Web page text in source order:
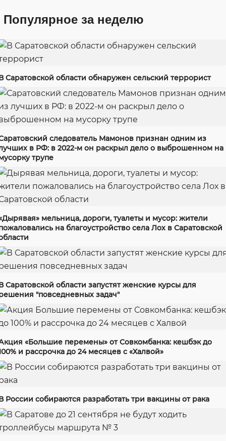
Популярное за неделю
Саратовской области обнаружен сельский террорист
следователь Мамонов признан одним из
в РФ: в 2022-м он раскрыл дело о выброшенном на
трупе
мельница, дороги, туалеты и мусор: жители
на благоустройство села Лох в Саратовской
Саратовской области запустят женские курсы для
"повседневных задач"
«Большие перемены» от Совкомбанка: кешбэк до
и рассрочка до 24 месяцев с «Халвой»
России собираются разработать три вакцины от рака